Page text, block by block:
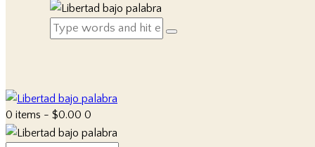
0 items - $0.00 0